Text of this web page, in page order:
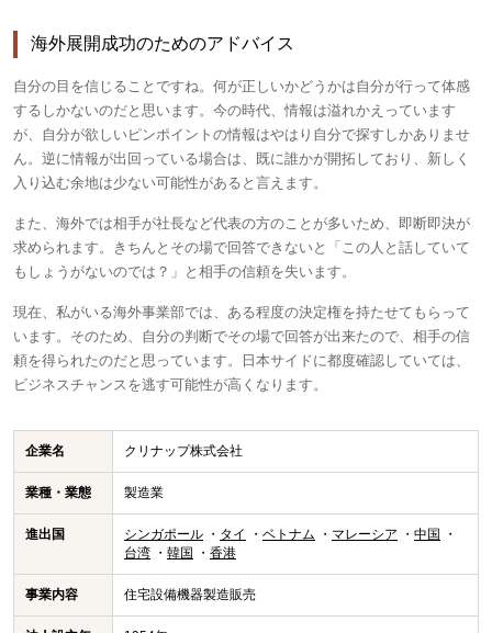
海外展開成功のためのアドバイス
自分の目を信じることですね。何が正しいかどうかは自分が行って体感
するしかないのだと思います。今の時代、情報は溢れかえっています
が、自分が欲しいピンポイントの情報はやはり自分で探すしかありませ
ん。逆に情報が出回っている場合は、既に誰かが開拓しており、新しく
入り込む余地は少ない可能性があると言えます。
また、海外では相手が社長など代表の方のことが多いため、即断即決が
求められます。きちんとその場で回答できないと「この人と話していて
もしょうがないのでは？」と相手の信頼を失います。
現在、私がいる海外事業部では、ある程度の決定権を持たせてもらって
います。そのため、自分の判断でその場で回答が出来たので、相手の信
頼を得られたのだと思っています。日本サイドに都度確認していては、
ビジネスチャンスを逃す可能性が高くなります。
企業名 クリナップ株式会社
業種・業態 製造業
進出国 シンガポール タイ ベトナム マレーシア
中国
台湾
韓国 香港
事業内容 住宅設備機器製造販売